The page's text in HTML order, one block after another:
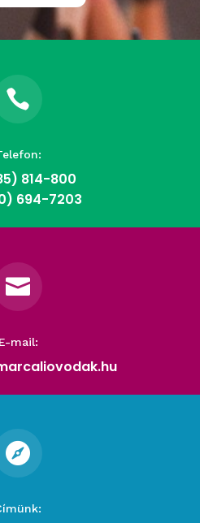

814-800
694-7203

E-mail:
